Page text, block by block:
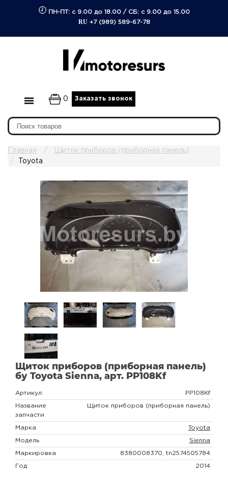
ПН-ПТ: с 9.00 до 18.00/ СБ: с 9.00 до 15.00
RU +7 (989) 589-67-78
0 Заказать звонок
Главная
Щиток приборов (приборная панель)
Toyota
Щиток приборов (приборная панель)
бу Toyota Sienna, арт. PP108Kf
Артикул: PP108Kf
Название
запчасти
Щиток приборов (приборная панель)
Марка Toyota
Модель Sienna
Маркировка 8380008370, tn2574505784
Год 2014